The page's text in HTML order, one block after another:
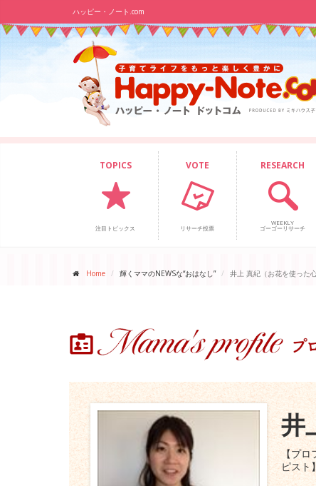
ハッピー・ノート.com
TOPICS
注目トピックス
VOTE
リサーチ投票
RESEARCH
WEEKLY
ゴーゴーリサーチ
Home 輝くママのNEWSな“おはなし” 井上 真紀（お花を使った心
【プ
ピスト】